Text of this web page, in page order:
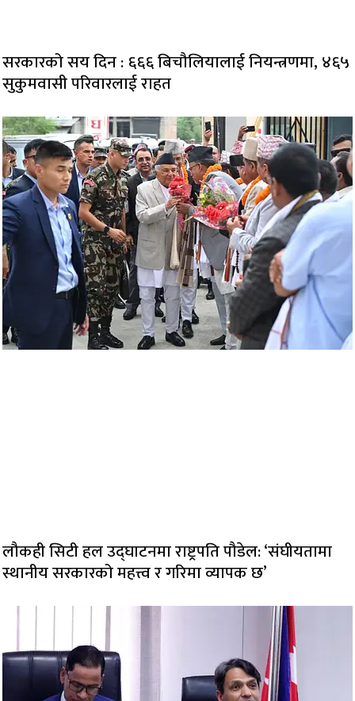
सरकारको सय दिन : ६६६ बिचौलियालाई नियन्त्रणमा, ४६५
सुकुमवासी परिवारलाई राहत
लौकही सिटी हल उद्घाटनमा राष्ट्रपति पौडेल: ‘संघीयतामा
स्थानीय सरकारको महत्त्व र गरिमा व्यापक छ’